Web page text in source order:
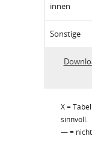
innen
Sonstige
X =
sinnvoll.
— =